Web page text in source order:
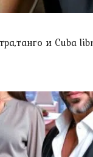
и Сuba